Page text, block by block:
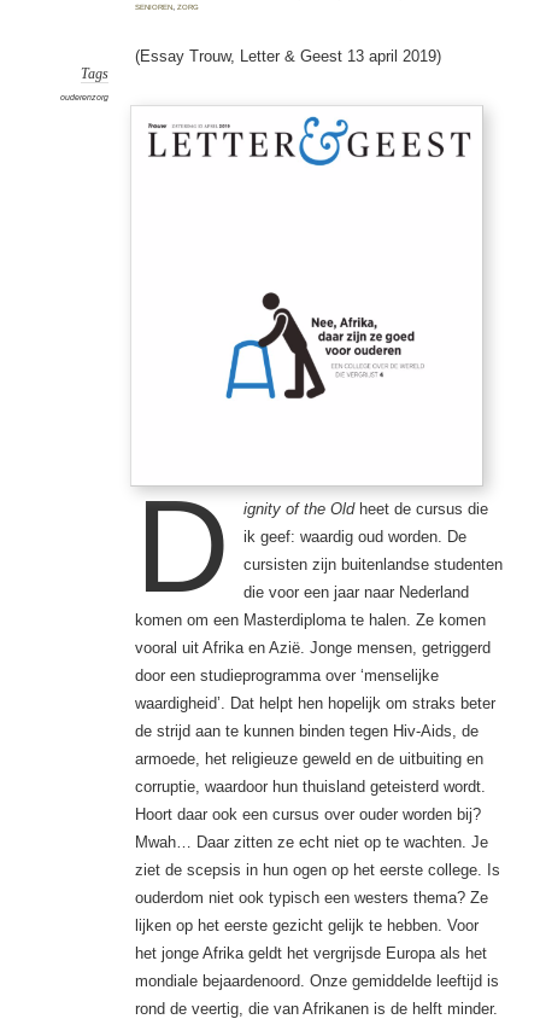
senioren,zorg
Tags
ouderenzorg
(Essay Trouw, Letter & Geest 13 april 2019)
D ignity of the Old heet de cursus die
ik geef: waardig oud worden. De
cursisten zijn buitenlandse studenten
die voor een jaar naar Nederland
komen om een Masterdiploma te halen. Ze komen
vooral uit Afrika en Azië. Jonge mensen, getriggerd
door een studieprogramma over ‘menselijke
waardigheid’. Dat helpt hen hopelijk om straks beter
de strijd aan te kunnen binden tegen Hiv-Aids, de
armoede, het religieuze geweld en de uitbuiting en
corruptie, waardoor hun thuisland geteisterd wordt.
Hoort daar ook een cursus over ouder worden bij?
Mwah… Daar zitten ze echt niet op te wachten. Je
ziet de scepsis in hun ogen op het eerste college. Is
ouderdom niet ook typisch een westers thema? Ze
lijken op het eerste gezicht gelijk te hebben. Voor
het jonge Afrika geldt het vergrijsde Europa als het
mondiale bejaardenoord. Onze gemiddelde leeftijd is
rond de veertig, die van Afrikanen is de helft minder.